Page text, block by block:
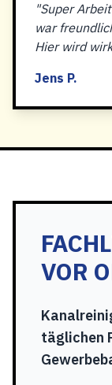
"Super
war
Hier wird
Jens P.
VOR
täglichen